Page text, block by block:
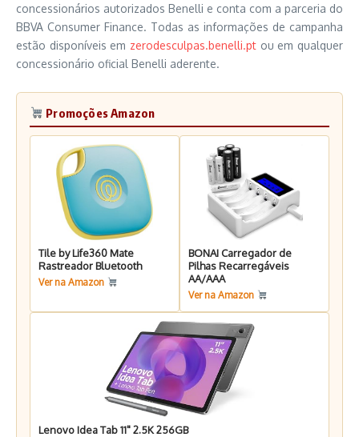
concessionários autorizados Benelli e conta com a parceria do
BBVA Consumer Finance. Todas as informações de campanha
estão disponíveis em zerodesculpas.benelli.pt ou em qualquer
concessionário oficial Benelli aderente.
Promoções Amazon
Tile by Life360 Mate
Rastreador Bluetooth
Ver na Amazon
BONAI Carregador de
Pilhas Recarregáveis
AA/AAA
Ver na Amazon
Lenovo Idea Tab 11" 2.5K 256GB